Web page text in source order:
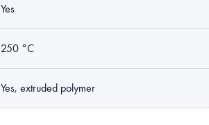
Yes
250 °C
Yes, extruded polymer